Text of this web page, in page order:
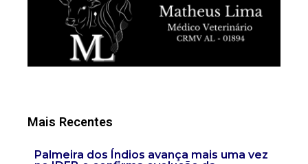
Mais Recentes
Palmeira dos Índios avança mais uma vez